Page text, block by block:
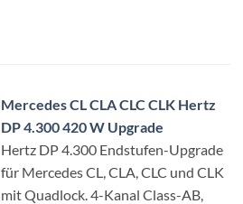
Mercedes CL CLA CLC CLK Hertz
DP 4.300 420 W Upgrade
Hertz DP 4.300 Endstufen-Upgrade
für Mercedes CL, CLA, CLC und CLK
mit Quadlock. 4-Kanal Class-AB,